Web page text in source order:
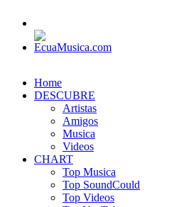
Home
DESCUBRE
Artistas
Amigos
Musica
Videos
CHART
Top Musica
Top SoundCould
Top Videos